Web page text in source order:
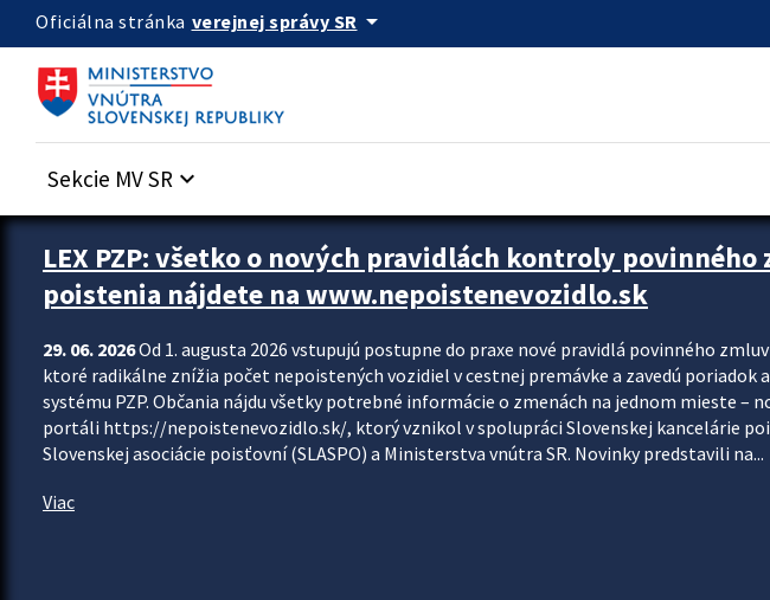
Preskocit na hlavný obsah
Oficiálna stránka verejnej správy SR arrow_drop_down
Sekcie MV SR keyboard_arrow_down
Zastavit automatický posun upútavok
LEX PZP: všetko o nových pravidlách kontroly povinného
poistenia nájdete na www.nepoistenevozidlo.sk
29. 06. 2026Od 1. augusta 2026 vstupujú postupne do praxe nové pravidlá povinného
ktoré radikálne znížia počet nepoistených vozidiel v cestnej premávke a zavedú poriadok
systému PZP. Občania nájdu všetky potrebné informácie o zmenách na jednom mieste –
portáli https://nepoistenevozidlo.sk/, ktorý vznikol v spolupráci Slovenskej kancelárie
Slovenskej asociácie poisťovní (SLASPO) a Ministerstva vnútra SR. Novinky predstavili na...
Viac